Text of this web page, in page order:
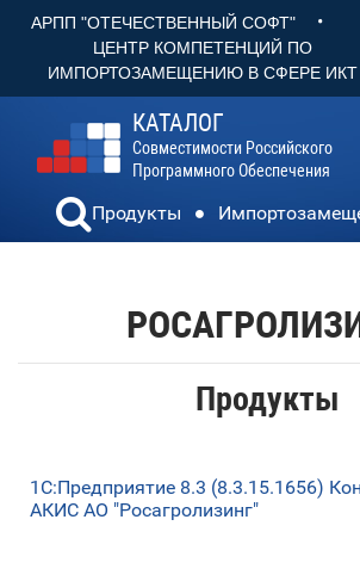
АРПП "ОТЕЧЕСТВЕННЫЙ СОФТ" •
ЦЕНТР КОМПЕТЕНЦИЙ ПО
ИМПОРТОЗАМЕЩЕНИЮ В СФЕРЕ ИКТ
КАТАЛОГ
Совместимости Российского
Программного Обеспечения
Продукты
Продукты
1С:Предприятие 8.3 (8.3.15.1656)
АКИС АО "Росагролизинг"